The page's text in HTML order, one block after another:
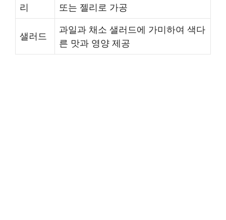
리
또는 젤리로 가공
샐러드
과일과 채소 샐러드에 가미하여 색다
른 맛과 영양 제공